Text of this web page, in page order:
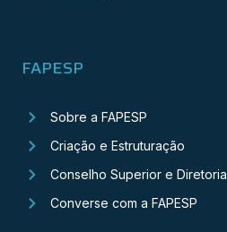
FAPESP
Sobre a FAPESP
Criação e Estruturação
Conselho Superior e Diretoria
Converse com a FAPESP